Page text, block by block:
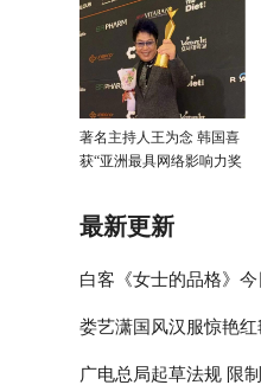
著名主持人王为念 韩国喜
获“亚洲最具网络影响力奖
最新更新
白客《女士的品格》
伴侣程梁温暖治愈
娄艺潇国风汉服惊艳
彰显时尚包容性
广电总局起草法规 限